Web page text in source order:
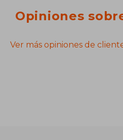
Opiniones
Ver más opiniones de